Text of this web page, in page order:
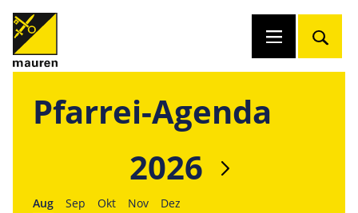
Pfarrei-Agenda
2026
Aug Sep Okt Nov Dez